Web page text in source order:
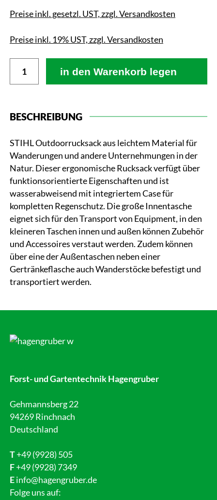
Preise inkl. gesetzl. UST, zzgl. Versandkosten
Preise inkl. 19% UST, zzgl. Versandkosten
in den Warenkorb legen
BESCHREIBUNG
STIHL Outdoorrucksack aus leichtem Material für
Wanderungen und andere Unternehmungen in der
Natur. Dieser ergonomische Rucksack verfügt über
funktionsorientierte Eigenschaften und ist
wasserabweisend mit integriertem Case für
kompletten Regenschutz. Die große Innentasche
eignet sich für den Transport von Equipment, in den
kleineren Taschen innen und außen können Zubehör
und Accessoires verstaut werden. Zudem können
über eine der Außentaschen neben einer
Gertränkeflasche auch Wanderstöcke befestigt und
transportiert werden.
Forst- und Gartentechnik Hagengruber
Gehmannsberg 22
94269 Rinchnach
Deutschland
T+49 (9928) 505
F+49 (9928) 7349
Einfo@hagengruber.de
Folge uns auf: